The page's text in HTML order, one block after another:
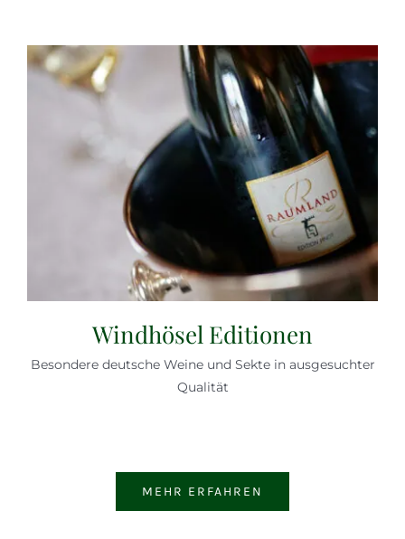
Windhösel Editionen
Besondere deutsche Weine und Sekte in ausgesuchter
Qualität
MEHR ERFAHREN